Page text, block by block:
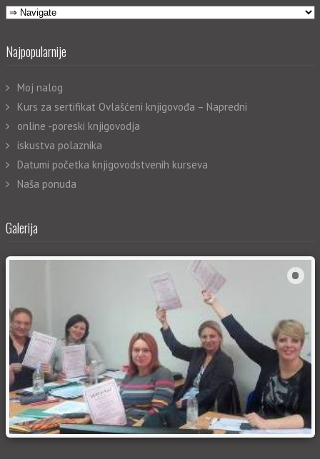
Najpopularnije
Moj nalog
Kurs za sertifikat Ovlašćeni knjigovođa – Napredni
online -poreski knjigovodja
iskustva polaznika
Datumi početka knjigovodstvenih kurseva
Naša ponuda
Galerija